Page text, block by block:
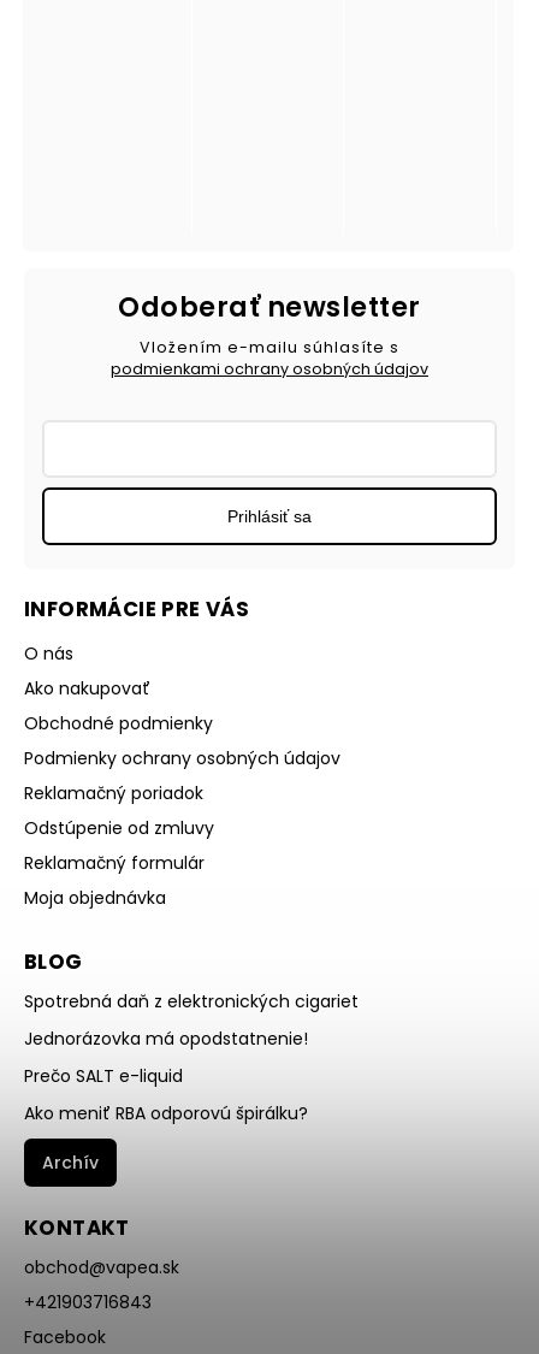
INFORMÁCIE PRE VÁS
O nás
Ako nakupovať
Obchodné podmienky
Podmienky ochrany osobných údajov
Reklamačný poriadok
Odstúpenie od zmluvy
Reklamačný formulár
Moja objednávka
BLOG
Spotrebná daň z elektronických cigariet
Jednorázovka má opodstatnenie!
Prečo SALT e-liquid
Ako meniť RBA odporovú špirálku?
Archív
KONTAKT
obchod@vapea.sk
+421903716843
Facebook
Odoberať newsletter
Vložením e-mailu súhlasíte s
podmienkami ochrany osobných údajov
Prihlásiť sa